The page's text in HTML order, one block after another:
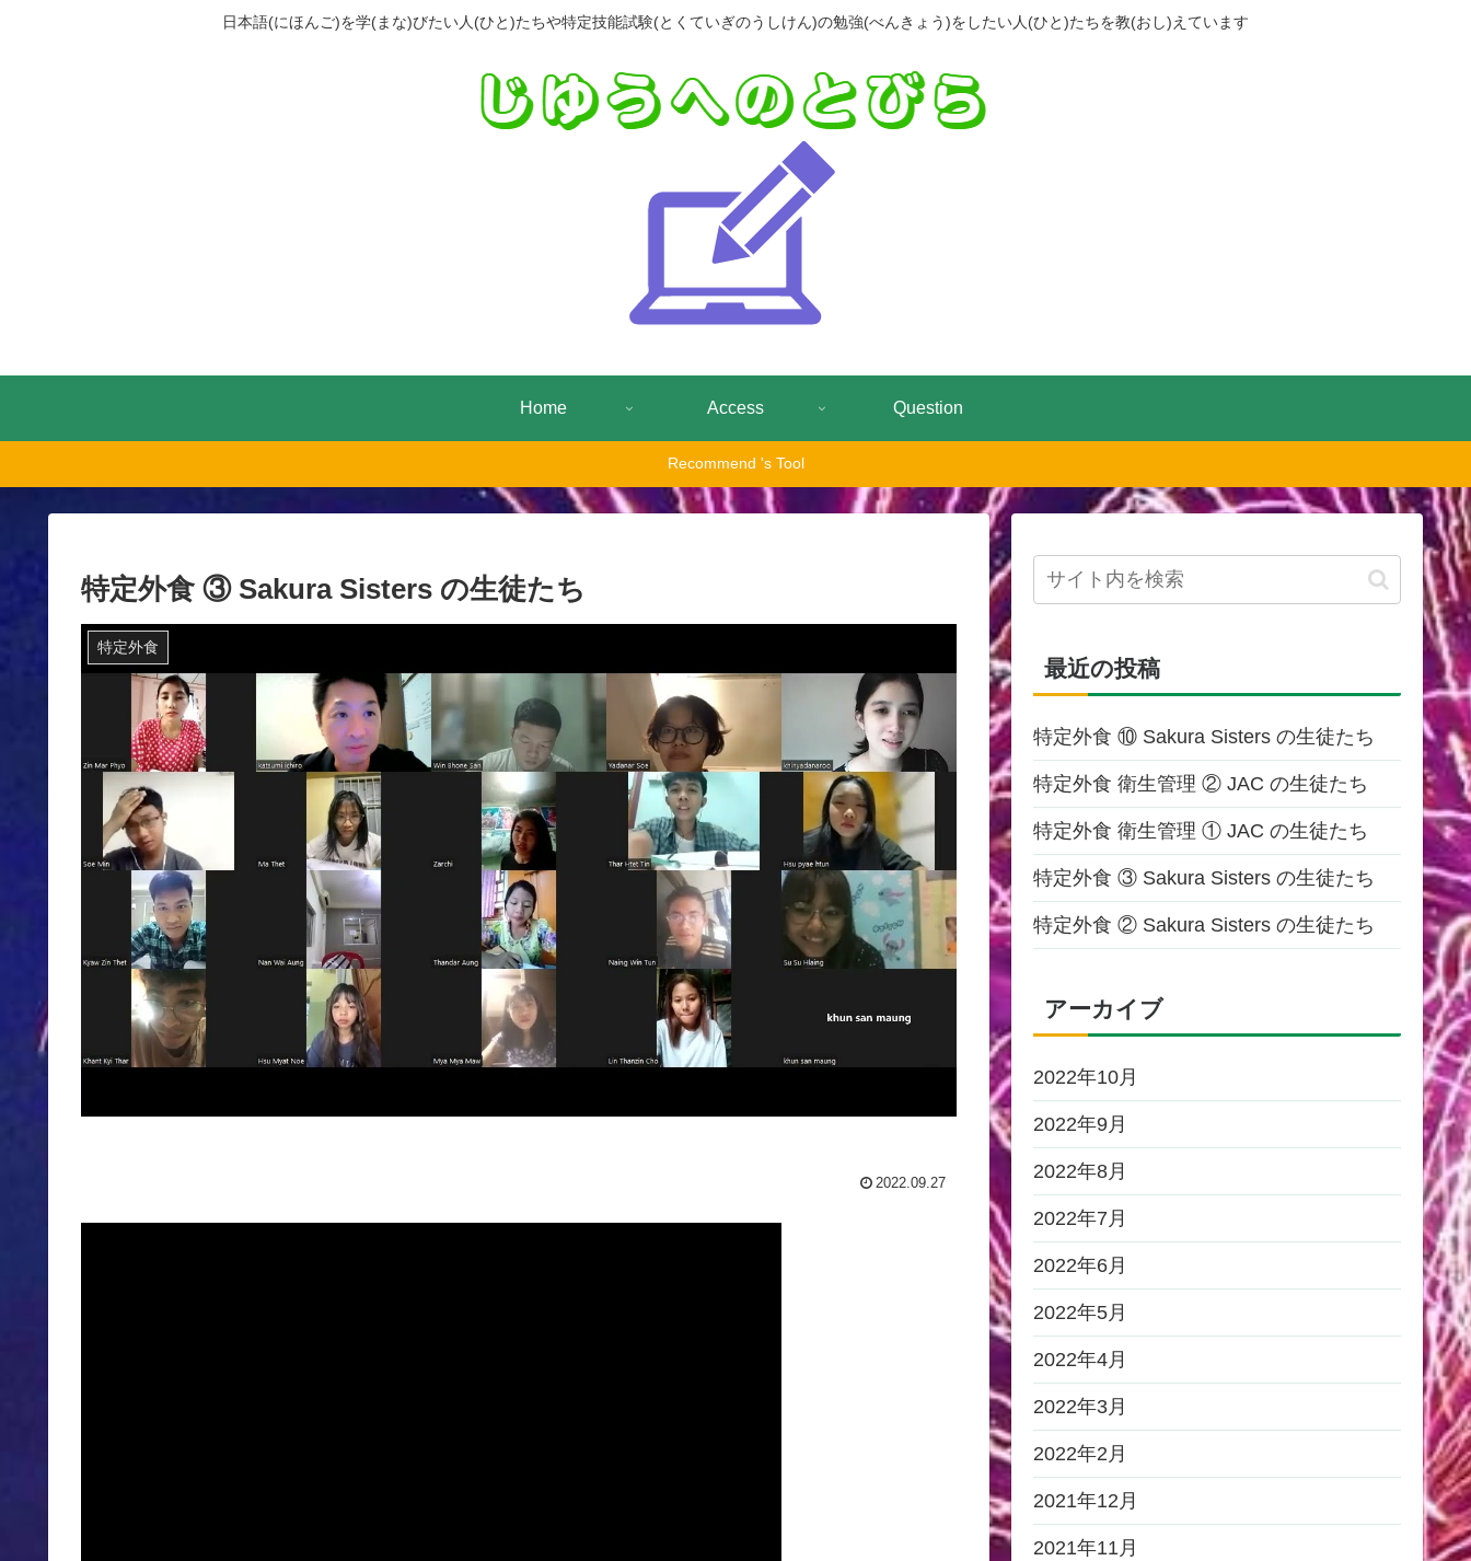
日本語(にほんご)を学(まな)びたい人(ひと)たちや特定技能試験(とくていぎのうしけん)の勉強(べんきょう)をしたい人(ひと)たちを教(おし)えています
Home Access Question
Recommend 's Tool
特定外食 ③ Sakura Sisters の生徒たち
特定外食
2022.09.27
最近の投稿
特定外食 ⑩ Sakura Sisters の生徒たち
特定外食 衛生管理 ② JAC の生徒たち
特定外食 衛生管理 ① JAC の生徒たち
特定外食 ③ Sakura Sisters の生徒たち
特定外食 ② Sakura Sisters の生徒たち
アーカイブ
2022年10月
2022年9月
2022年8月
2022年7月
2022年6月
2022年5月
2022年4月
2022年3月
2022年2月
2021年12月
2021年11月